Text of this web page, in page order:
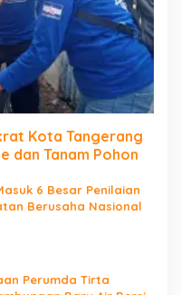
Kota Tangerang
dan Tanam Pohon
6 Besar Penilaian
Berusaha Nasional
Perumda Tirta